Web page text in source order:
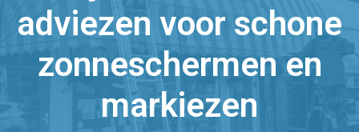
adviezen voor schone
zonneschermen en
markiezen